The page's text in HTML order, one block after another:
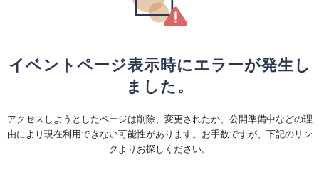
イベントページ表示時にエラーが発生し
ました。
アクセスしようとしたページは削除、変更されたか、公開準備中などの理
由により現在利用できない可能性があります。お手数ですが、下記のリン
クよりお探しください。